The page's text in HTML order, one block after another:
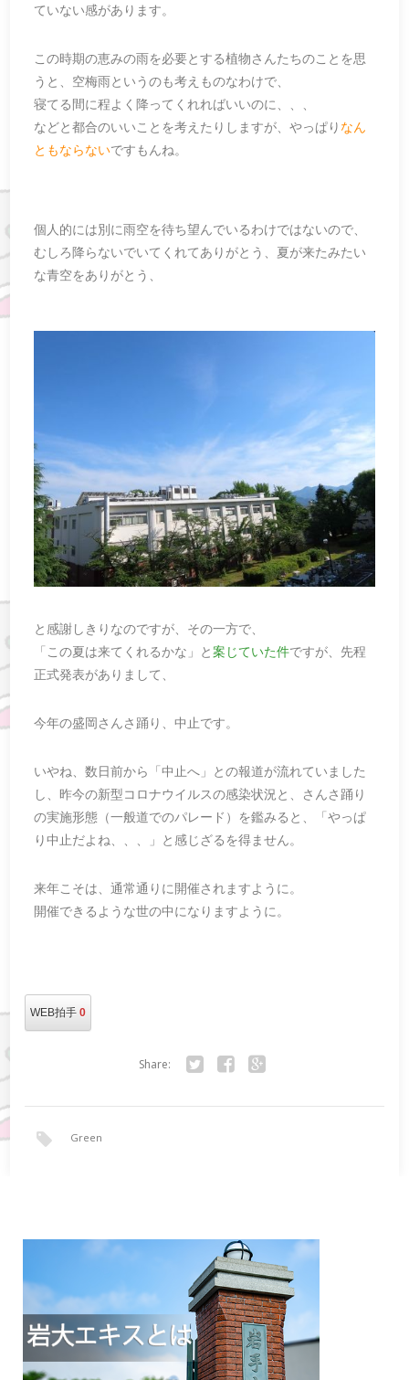
ていない感があります。
この時期の恵みの雨を必要とする植物さんたちのことを思
うと、空梅雨というのも考えものなわけで、
寝てる間に程よく降ってくれればいいのに、、、
などと都合のいいことを考えたりしますが、やっぱり なん
ともならないですもんね。
個人的には別に雨空を待ち望んでいるわけではないので、
むしろ降らないでいてくれてありがとう、夏が来たみたい
な青空をありがとう、
と感謝しきりなのですが、その一方で、
「この夏は来てくれるかな」と案じていた件ですが、先程
正式発表がありまして、
今年の盛岡さんさ踊り、中止です。
いやね、数日前から「中止へ」との報道が流れていました
し、昨今の新型コロナウイルスの感染状況と、さんさ踊り
の実施形態（一般道でのパレード）を鑑みると、「やっぱ
り中止だよね、、、」と感じざるを得ません。
来年こそは、通常通りに開催されますように。
開催できるような世の中になりますように。
WEB拍手0
Share:
Green